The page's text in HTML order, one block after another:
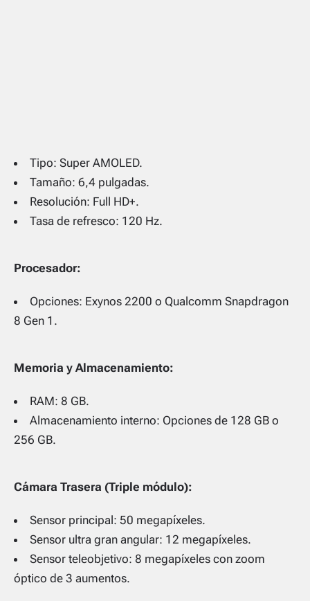
Tipo: Super AMOLED.
Tamaño: 6,4 pulgadas.
Resolución: Full HD+.
Tasa de refresco: 120 Hz.
Procesador:
Opciones: Exynos 2200 o Qualcomm Snapdragon
8 Gen 1.
Memoria y Almacenamiento:
RAM: 8 GB.
Almacenamiento interno: Opciones de 128 GB o
256 GB.
Cámara Trasera (Triple módulo):
Sensor principal: 50 megapíxeles.
Sensor ultra gran angular: 12 megapíxeles.
Sensor teleobjetivo: 8 megapíxeles con zoom
óptico de 3 aumentos.